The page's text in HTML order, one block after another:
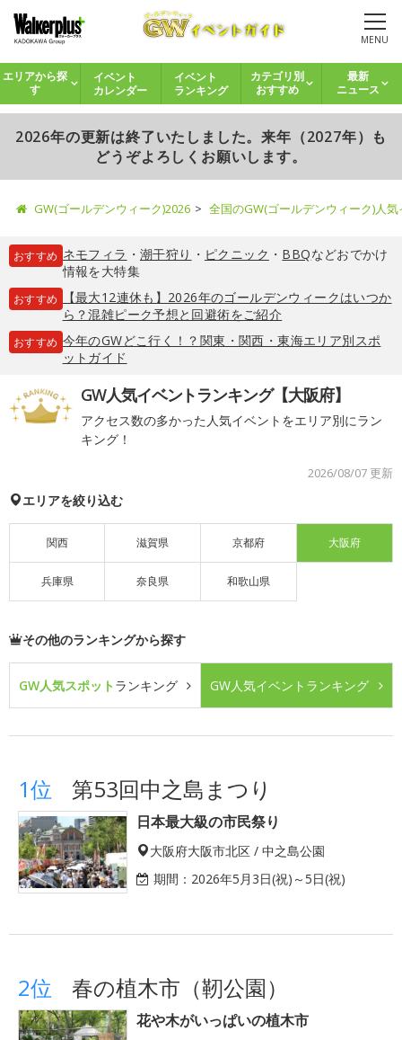
MENU
エリアから探
す
イベント
カレンダー
イベント
ランキング
カテゴリ別
おすすめ
最新
ニュース
2026年の更新は終了いたしました。来年（2027年）も
どうぞよろしくお願いします。
GW(ゴールデンウィーク)2026 全国のGW(ゴールデンウィーク)人
おすすめ ネモフィラ ・ 潮干狩り ・ ピクニック ・ BBQなどおでかけ
情報を大特集
おすすめ
【最大12連休も】2026年のゴールデンウィークはいつか
ら？混雑ピーク予想と回避術をご紹介
おすすめ 今年のGWどこ行く！？関東・関西・東海エリア別スポ
ットガイド
GW人気イベントランキング【大阪府】
アクセス数の多かった人気イベントをエリア別にラン
キング！
2026/08/07 更新
エリアを絞り込む
関西 滋賀県 京都府 大阪府
兵庫県 奈良県 和歌山県
その他のランキングから探す
GW人気スポット ランキング GW人気イベント ランキング
1位 第53回中之島まつり
日本最大級の市民祭り
大阪府大阪市北区 / 中之島公園
期間： 2026年5月3日(祝)～5日(祝)
2位 春の植木市（靭公園）
花や木がいっぱいの植木市